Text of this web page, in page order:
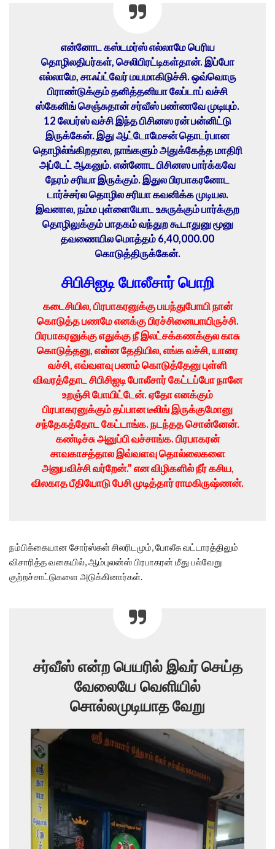
என்னோட கஸ்டமர்ஸ் எல்லாமே பெரிய
தொழிலதிபர்கள், செலிபிரட்டிகள்தான். இப்போ
எல்லாமே, சாஃப்ட்வேர் மயமாகிடுச்சி. ஒவ்வொரு
பிராண்டுக்கும் தனித்தனியா லேப்டாப் வச்சி
ஸ்கேனிங் செஞ்சுதான் சர்வீஸ் பண்ணவே முடியும்.
12 லேபர்ஸ் வச்சி இந்த பிசினஸ ரன் பன்னிட்டு
இருக்கேன். இது ஆட்டோமேசன் தொடர்பான
தொழில்ங்கிறதால, நாங்களும் அதுக்கேத்த மாதிரி
அப்டேட் ஆகனும். என்னோட பிசினஸ பார்க்கவே
நேரம் சரியா இருக்கும். இதுல பிரபாகரனோட
டார்ச்சர்ல தொழில சரியா கவனிக்க முடியல.
இவனால, நம்ம புள்ளையோட உசுருக்கும் பார்க்குற
தொழிலுக்கும் பாதகம் வந்துற கூடாதுனு மூனு
தவணையில மொத்தம் 6,40,000.00
கொடுத்திருக்கேன்.
சிபிசிஐடி போலீசார் பொறி
கடைசியில, பிரபாகரனுக்கு பயந்துபோயி நான்
கொடுத்த பணமே எனக்கு பிரச்சினையாயிருச்சி.
பிரபாகரனுக்கு எதுக்கு நீ இலட்சக்கணக்குல காசு
கொடுத்தனு, என்ன தேதியில, எங்க வச்சி, யாரை
வச்சி, எவ்வளவு பணம் கொடுத்தேனு புள்ளி
விவரத்தோட சிபிசிஐடி போலீசார் கேட்டப்போ நானே
உறஞ்சி போயிட்டேன். ஏதோ எனக்கும்
பிரபாகரனுக்கும் தப்பான டீலிங் இருக்குமோனு
சந்தேகத்தோட கேட்டாங்க. நடந்தத சொன்னேன்.
கண்டிச்சு அனுப்பி வச்சாங்க. பிரபாகரன்
சாவகாசத்தால இவ்வளவு தொல்லைகளை
அனுபவிச்சி வர்றேன்.” என விழிகளில் நீர் கசிய,
விலகாத பீதியோடு பேசி முடித்தார் ராமகிருஷ்ணன்.
நம்பிக்கையான சோர்ஸ்கள் சிலரிடமும், போலீசு வட்டாரத்திலும்
விசாரித்த வகையில், ஆம்புலன்ஸ் பிரபாகரன் மீது பல்வேறு
குற்றச்சாட்டுகளை அடுக்கினார்கள்.
சர்வீஸ் என்ற பெயரில் இவர் செய்த
வேலையே வெளியில்
சொல்லமுடியாத வேறு